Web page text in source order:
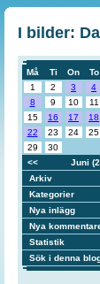
I bilder:
Må Ti On To
1
2 3 4
8
9 10 11
15
16 17 18
22
23 24 25
29
30
<<
Juni
Arkiv
Kategorier
Nya inlägg
Nya
Statistik
Sök i denna